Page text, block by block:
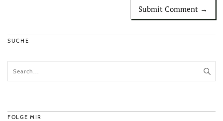
SUCHE
FOLGE MIR